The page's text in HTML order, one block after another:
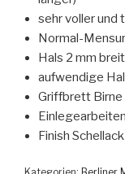
sehr voller und
Normal-Mensur
Hals 2 mm
aufwendige
Griffbrett Birne
Finish Schellack